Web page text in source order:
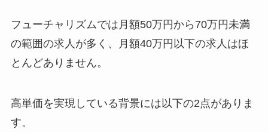
フューチャリズムでは月額50万円から70万円未満
の範囲の求人が多く、月額40万円以下の求人はほ
とんどありません。
高単価を実現している背景には以下の2点がありま
す。